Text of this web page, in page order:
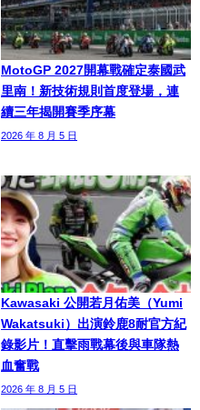
MotoGP 2027開幕戰確定泰國武
里南！新技術規則首度登場，連
續三年揭開賽季序幕
2026 年 8 月 5 日
Kawasaki 公開若月佑美（Yumi
Wakatsuki）出演鈴鹿8耐官方紀
錄影片！直擊雨戰幕後與車隊熱
血奮戰
2026 年 8 月 5 日